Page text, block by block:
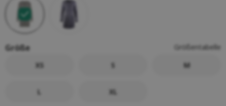
Größe
Größentabelle
XS
S M
L XL